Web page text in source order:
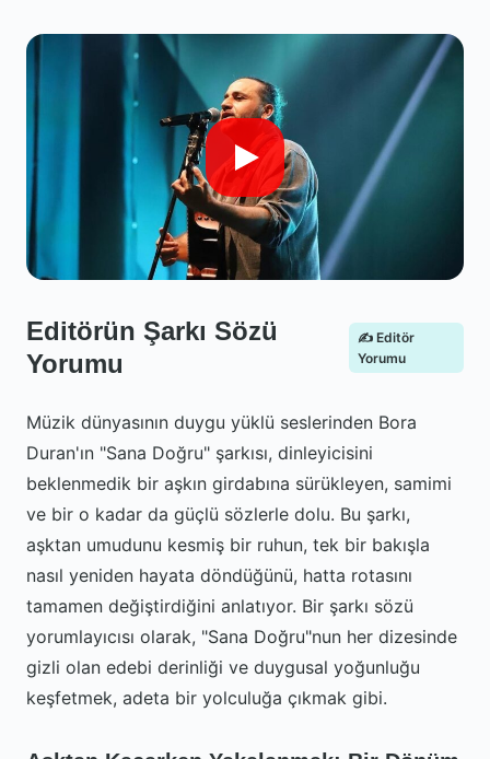
Editörün Şarkı Sözü
Yorumu
✍️ Editör
Yorumu
Müzik dünyasının duygu yüklü seslerinden Bora
Duran'ın "Sana Doğru" şarkısı, dinleyicisini
beklenmedik bir aşkın girdabına sürükleyen, samimi
ve bir o kadar da güçlü sözlerle dolu. Bu şarkı,
aşktan umudunu kesmiş bir ruhun, tek bir bakışla
nasıl yeniden hayata döndüğünü, hatta rotasını
tamamen değiştirdiğini anlatıyor. Bir şarkı sözü
yorumlayıcısı olarak, "Sana Doğru"nun her dizesinde
gizli olan edebi derinliği ve duygusal yoğunluğu
keşfetmek, adeta bir yolculuğa çıkmak gibi.